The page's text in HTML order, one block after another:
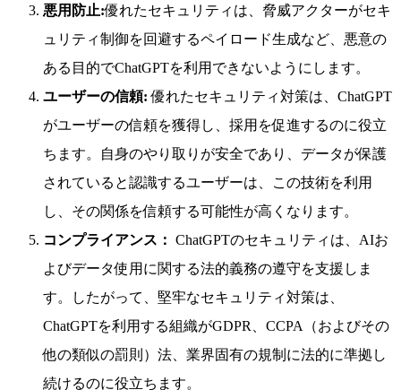
悪用防止:優れたセキュリティは、脅威アクターがセキ
ュリティ制御を回避するペイロード生成など、悪意の
ある目的でChatGPTを利用できないようにします。
ユーザーの信頼: 優れたセキュリティ対策は、ChatGPT
がユーザーの信頼を獲得し、採用を促進するのに役立
ちます。自身のやり取りが安全であり、データが保護
されていると認識するユーザーは、この技術を利用
し、その関係を信頼する可能性が高くなります。
コンプライアンス： ChatGPTのセキュリティは、AIお
よびデータ使用に関する法的義務の遵守を支援しま
す。したがって、堅牢なセキュリティ対策は、
ChatGPTを利用する組織がGDPR、CCPA（およびその
他の類似の罰則）法、業界固有の規制に法的に準拠し
続けるのに役立ちます。